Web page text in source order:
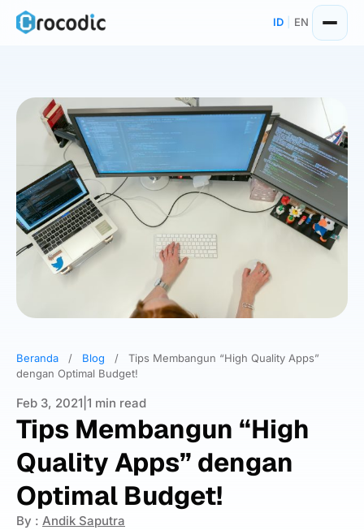
Skip
ID EN
Beranda / Blog /
Tips Membangun “High Quality Apps”
dengan Optimal Budget!
Feb 3, 2021 1 min read
Tips Membangun “High
Quality Apps” dengan
Optimal Budget!
By : Andik Saputra